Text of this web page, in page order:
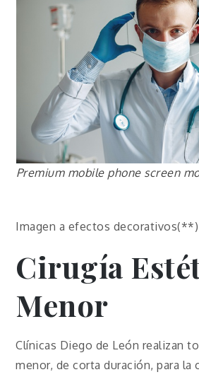
Premium mobile phone screen
Imagen a efectos decorativos(**)
Cirugía
Menor
Clínicas Diego de León realizan
menor, de corta duración, para la